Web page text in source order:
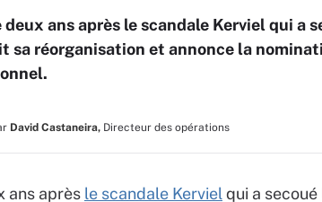
deux ans après le scandale Kerviel qui a
sa réorganisation et annonce la
David Castaneira, Directeur des opérations
ans après le scandale Kerviel qui a